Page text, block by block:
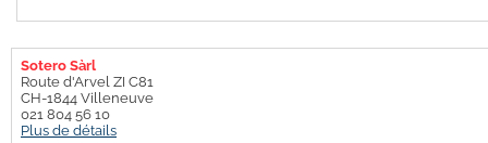
Sotero Sàrl
Route d'Arvel ZI C81
CH-1844 Villeneuve
021 804 56 10
Plus de détails